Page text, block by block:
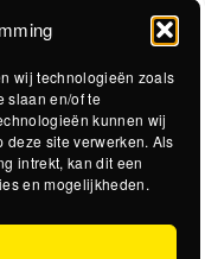
wij technologieën zoals
slaan en/of te
kunnen wij
deze site verwerken. Als
intrekt, kan dit een
en mogelijkheden.